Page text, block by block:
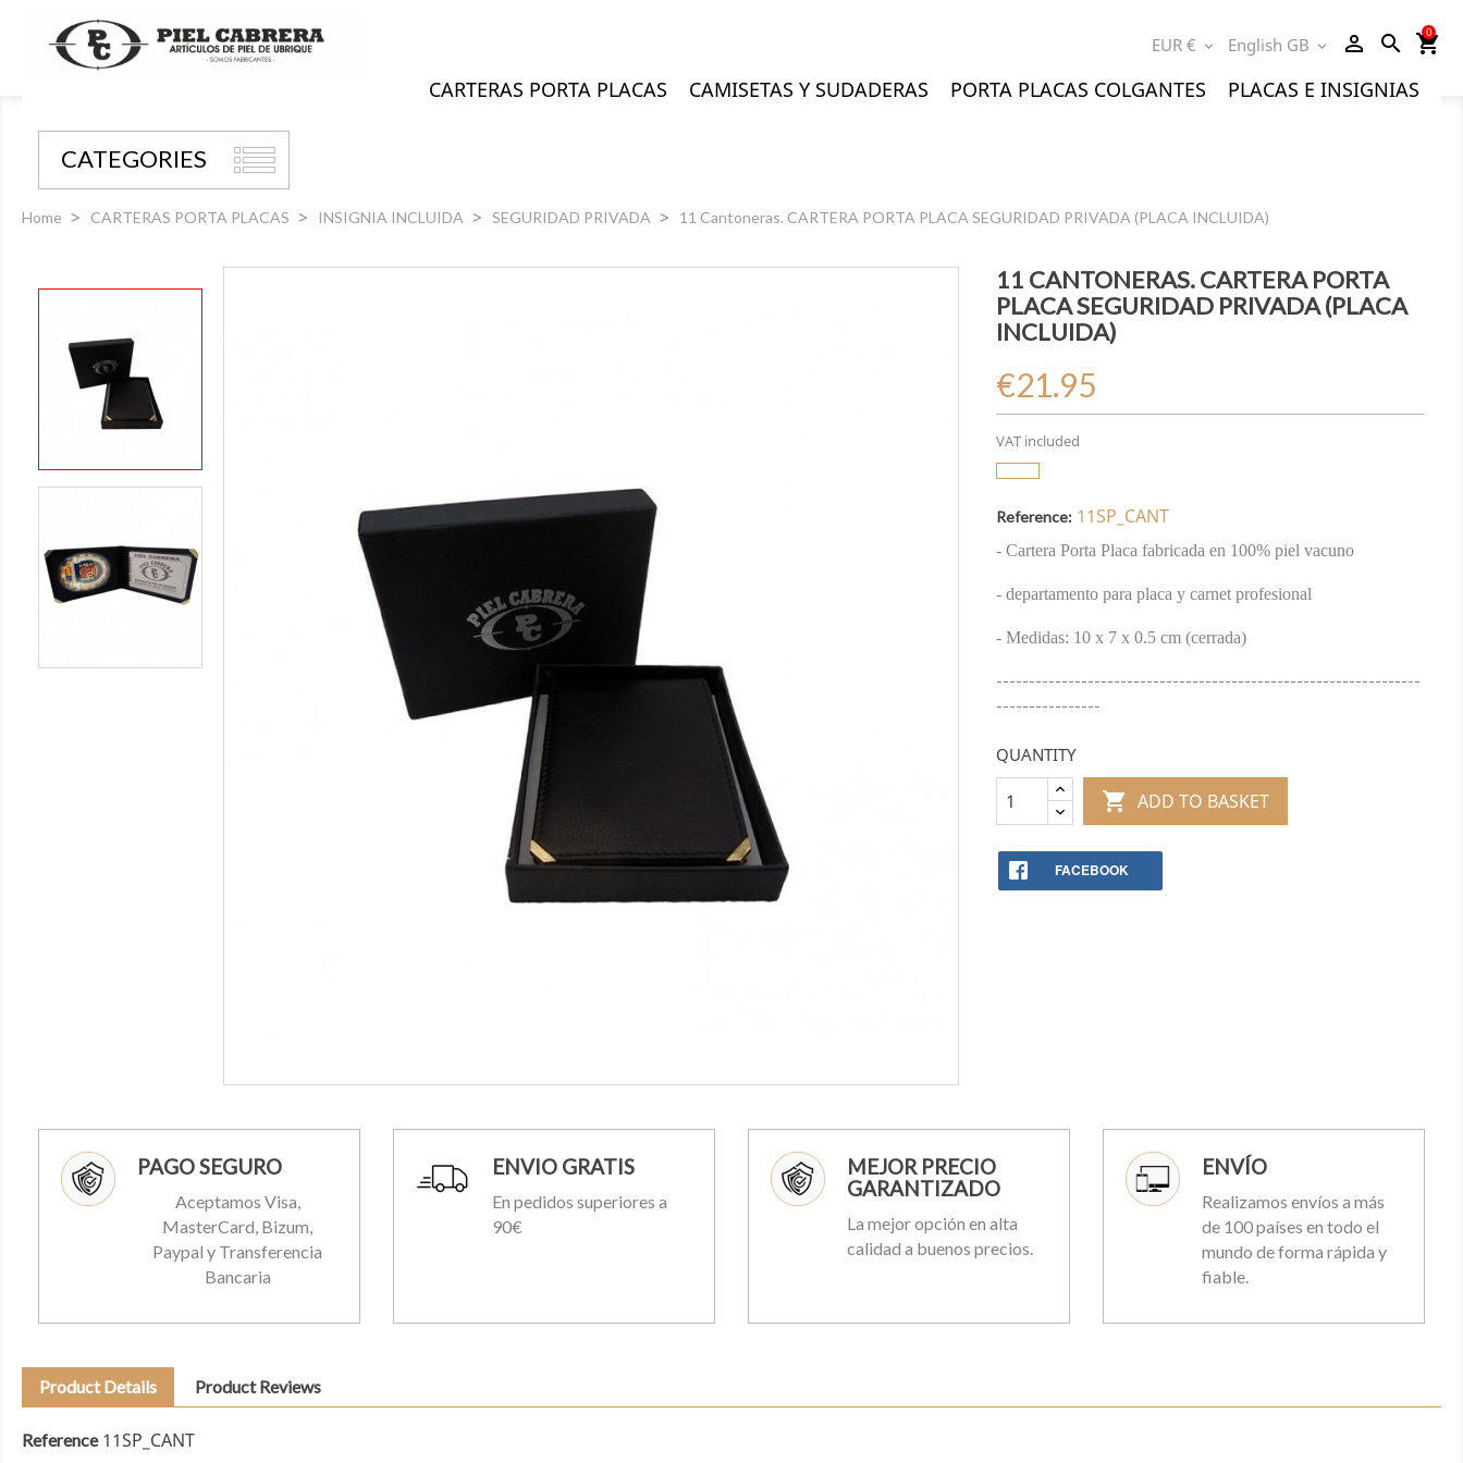
shopping_cart
0
search
person_outline
English GB expand_more
EUR € expand_more
CARTERAS PORTA PLACAS CAMISETAS Y SUDADERAS PORTA PLACAS COLGANTES PLACAS E INSIGNIAS
CATEGORIES
Home CARTERAS PORTA PLACAS INSIGNIA INCLUIDA SEGURIDAD PRIVADA 11 Cantoneras. CARTERA PORTA PLACA SEGURIDAD PRIVADA (PLACA INCLUIDA)
11 CANTONERAS. CARTERA PORTA
PLACA SEGURIDAD PRIVADA (PLACA
INCLUIDA)
€21.95
VAT included
Reference: 11SP_CANT
- Cartera Porta Placa fabricada en 100% piel vacuno
- departamento para placa y carnet profesional
- Medidas: 10 x 7 x 0.5 cm (cerrada)
-----------------------------------------------------------------
----------------
QUANTITY
 ADD TO BASKET
FACEBOOK
PAGO SEGURO
Aceptamos Visa,
MasterCard, Bizum,
Paypal y Transferencia
Bancaria
ENVIO GRATIS
En pedidos superiores a
90€
MEJOR PRECIO
GARANTIZADO
La mejor opción en alta
calidad a buenos precios.
ENVÍO
Realizamos envíos a más
de 100 países en todo el
mundo de forma rápida y
fiable.
Product Details Product Reviews
Reference 11SP_CANT